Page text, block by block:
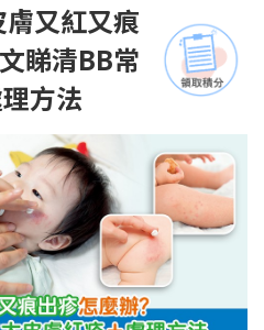
又紅又痕
睇清BB常
方法